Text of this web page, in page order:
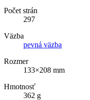
Počet strán
297
Väzba
pevná väzba
Rozmer
133×208 mm
Hmotnosť
362 g